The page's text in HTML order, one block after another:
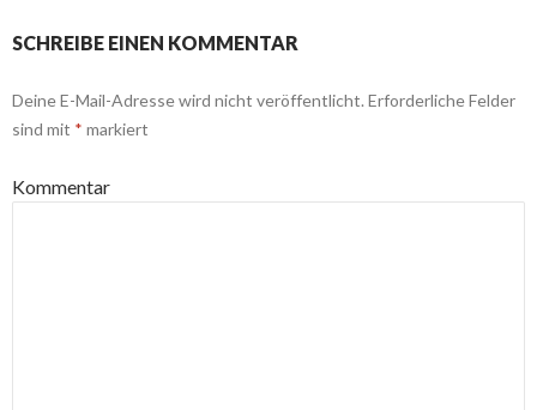
SCHREIBE EINEN KOMMENTAR
Deine E-Mail-Adresse wird nicht veröffentlicht. Erforderliche Felder
sind mit * markiert
Kommentar